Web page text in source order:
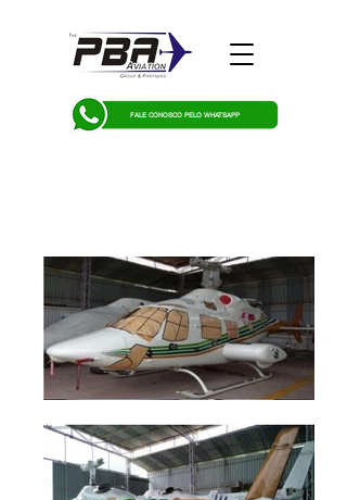
FALE CONOSCO PELO WHATSAPP